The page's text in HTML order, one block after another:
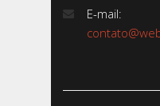
E-mail: